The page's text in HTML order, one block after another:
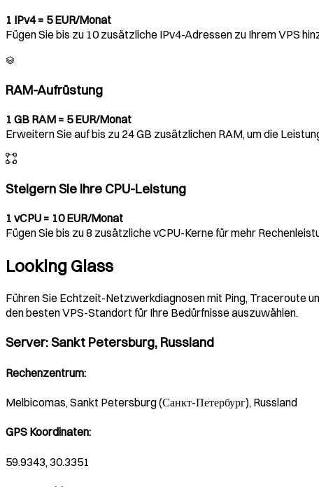
1 IPv4 = 5 EUR/Monat
Fügen Sie bis zu 10 zusätzliche IPv4-Adressen zu Ihrem VPS
RAM-Aufrüstung
1 GB RAM = 5 EUR/Monat
Erweitern Sie auf bis zu 24 GB zusätzlichen RAM, um die
Steigern Sie Ihre CPU-Leistung
1 vCPU = 10 EUR/Monat
Fügen Sie bis zu 8 zusätzliche vCPU-Kerne für mehr
Looking Glass
Führen Sie Echtzeit-Netzwerkdiagnosen mit Ping, Traceroute
den besten VPS-Standort für Ihre Bedürfnisse auszuwählen.
Server:Sankt Petersburg, Russland
Rechenzentrum:
Melbicomas, Sankt Petersburg (Санкт-Петербург), Russland
GPS Koordinaten:
59.9343, 30.3351